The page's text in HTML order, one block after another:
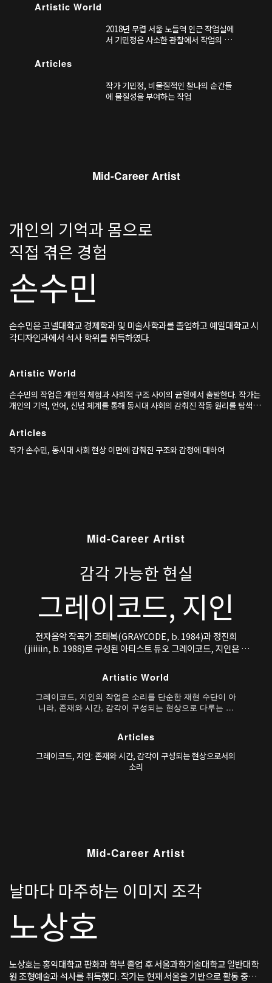
Artistic World
2018년 무렵 서울 노들역 인근 작업실에
서 기민정은 사소한 관찰에서 작업의 영
닥에 예상치 못한 모양으로 내려앉았고,
창가에 붙여 둔 그림은 종이의 투과성으
Articles
작가 기민정, 비물질적인 찰나의 순간들
에 물질성을 부여하는 작업
Mid-Career Artist
개인의 기억과 몸으로
직접 겪은 경험
손수민
손수민은 코넬대학교 경제학과 및 미술사학과를 졸업하고 예일대학교 시
각디자인과에서 석사 학위를 취득하였다.
Artistic World
손수민의 작업은 개인적 체험과 사회적 구조 사이의 균열에서 출발한다. 작가는
개인의 기억, 언어, 신념 체계를 통해 동시대 사회의 감춰진 작동 원리를 탐색하
스마트폰, 24개의 충전기와 4개의 콘센트〉(2018)는 시리아 난민의 스마트폰
충전 장면에서 비롯된 작업으로, ‘타자’에 대한 막연한 편견을 되돌아보게 만든
다. 작가는
Articles
작가 손수민, 동시대 사회 현상 이면에 감춰진 구조와 감정에 대하여
Mid-Career Artist
감각 가능한 현실
그레이코드, 지인
전자음악 작곡가 조태복(GRAYCODE, b. 1984)과 정진희
(jiiiiin, b. 1988)로 구성된 아티스트 듀오 그레이코드, 지인은 컴
작용하는 사운드-미디어 작품을 제작해 왔다.
Artistic World
그레이코드, 지인의 작업은 소리를 단순한 재현 수단이 아
니라, 존재와 시간, 감각이 구성되는 현상으로 다루는 데
질문을 통해 색과 소리의 주파수를 대응시키며, 인간이 감
각할 수 있는 영역과 불가시적 영역 사이의 경계를 탐구했
다. 이를 통해 작가는 주파수와 진동, 파장과 같
Articles
그레이코드, 지인: 존재와 시간, 감각이 구성되는 현상으로서의
소리
Mid-Career Artist
날마다 마주하는 이미지 조각
노상호
노상호는 홍익대학교 판화과 학부 졸업 후 서울과학기술대학교 일반대학
원 조형예술과 석사를 취득했다. 작가는 현재 서울을 기반으로 활동 중이